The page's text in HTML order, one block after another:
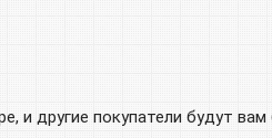
и другие покупатели будут вам